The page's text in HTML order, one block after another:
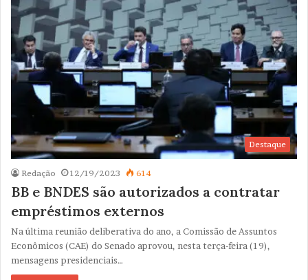
Destaque
Redação 12/19/2023 614
BB e BNDES são autorizados a contratar
empréstimos externos
Na última reunião deliberativa do ano, a Comissão de Assuntos
Econômicos (CAE) do Senado aprovou, nesta terça-feira (19),
mensagens presidenciais…